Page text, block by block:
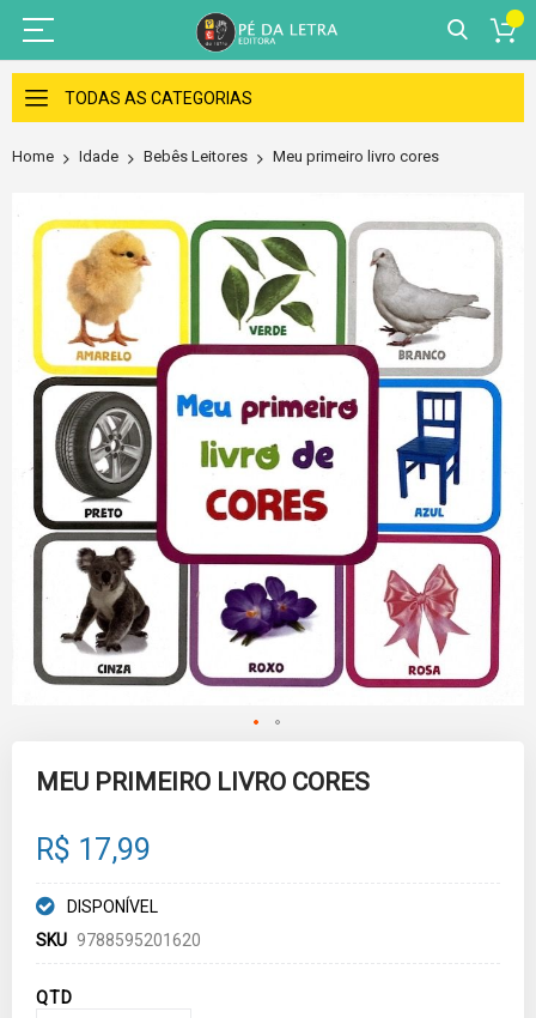
Skip
to
Content
TODAS AS CATEGORIAS
Home Idade Bebês Leitores Meu primeiro livro cores
to
gallery
MEU PRIMEIRO LIVRO CORES
R$ 17,99
DISPONÍVEL
SKU 9788595201620
QTD